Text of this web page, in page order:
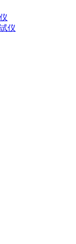
仪